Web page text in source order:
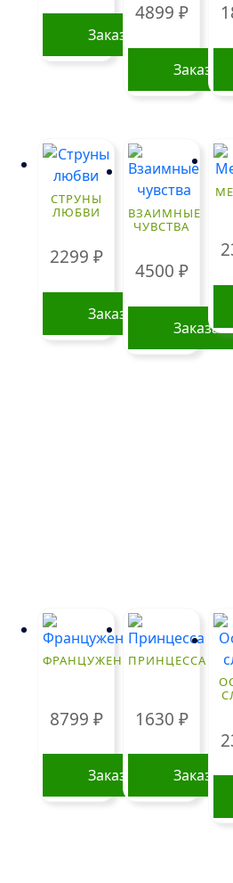
Заказать
4899 ₽
Заказать
СТРУНЫ
ЛЮБВИ
2299 ₽
Заказать
ВЗАИМНЫЕ
ЧУВСТВА
4500 ₽
ФРАНЦУЖЕНКА
8799 ₽
Заказать
ПРИНЦЕССА
1630 ₽